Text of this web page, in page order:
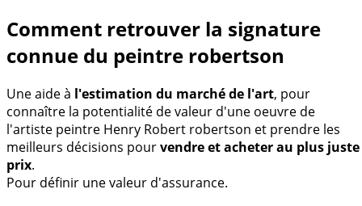
Comment retrouver la signature
connue du peintre robertson
Une aide à l'estimation du marché de l'art, pour
connaître la potentialité de valeur d'une oeuvre de
l'artiste peintre Henry Robert robertson et prendre les
meilleurs décisions pourvendre et acheter au plus juste
prix.
Pour définir une valeur d'assurance.